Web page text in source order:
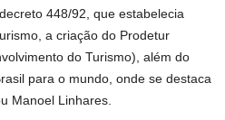
448/92, que estabelecia
a criação do Prodetur
do Turismo), além do
para o mundo, onde se destaca
Manoel Linhares.